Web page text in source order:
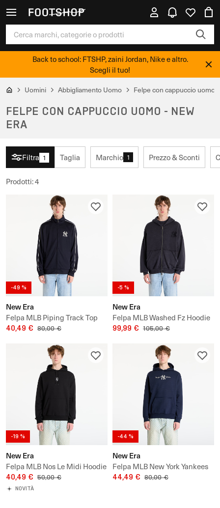
Back to school: FTSHP, zaini Jordan, Nike e altro.
Scegli il tuo!
Uomini Abbigliamento Uomo Felpe con cappuccio uomo
FELPE CON CAPPUCCIO UOMO - NEW
ERA
Filtra 1 Taglia Marchio 1 Prezzo & Sconti
Prodotti:4
-49 %
New Era
Felpa MLB Piping Track Top
New York Yankees UNISEX
40,49 € 80,00 €
-5 %
New Era
Felpa MLB Washed Fz Hoodie
New York Yankees UNISEX
99,99 € 105,00 €
-19 %
New Era
Felpa MLB Nos Le Midi Hoodie
New York Yankees UNISEX
40,49 € 50,00 €
NOVITÀ
-44 %
New Era
Felpa MLB New York Yankees
Graphic Hoodie UNISEX
44,49 € 80,00 €